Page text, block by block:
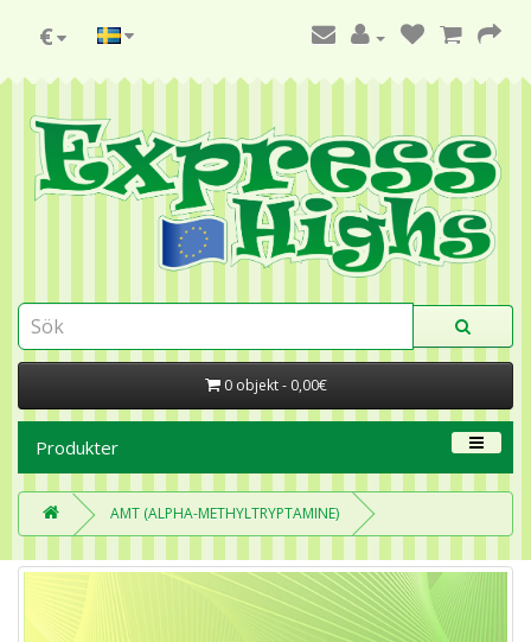
€
0 objekt - 0,00€
Produkter
AMT (ALPHA-METHYLTRYPTAMINE)